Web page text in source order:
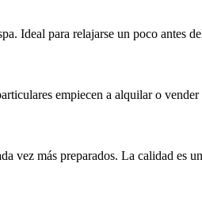
Ideal para relajarse un poco antes
empiecen a alquilar o
vez más preparados. La calidad es